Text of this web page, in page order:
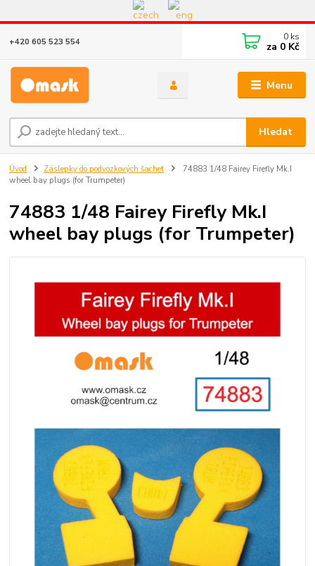
Eshop v provozu do 31.10.2026
Menu
Hledat
+420 605 523 554 0 ks
za 0 Kč
Úvod Záslepky do podvozkových šachet
74883 1/48 Fairey Firefly Mk.I
wheel bay plugs (for Trumpeter)
74883 1/48 Fairey Firefly Mk.I
wheel bay plugs (for Trumpeter)